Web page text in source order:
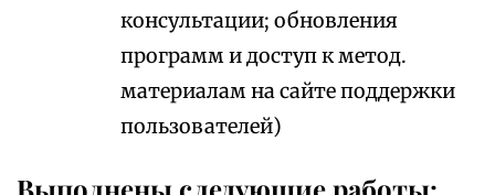
консультации; обновления
программ и доступ к метод.
материалам на сайте поддержки
пользователей)